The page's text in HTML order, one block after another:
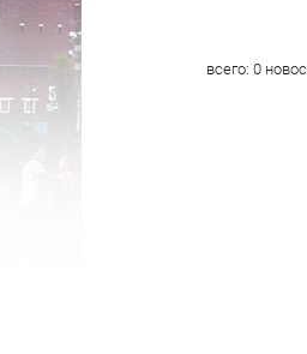
всего: 0